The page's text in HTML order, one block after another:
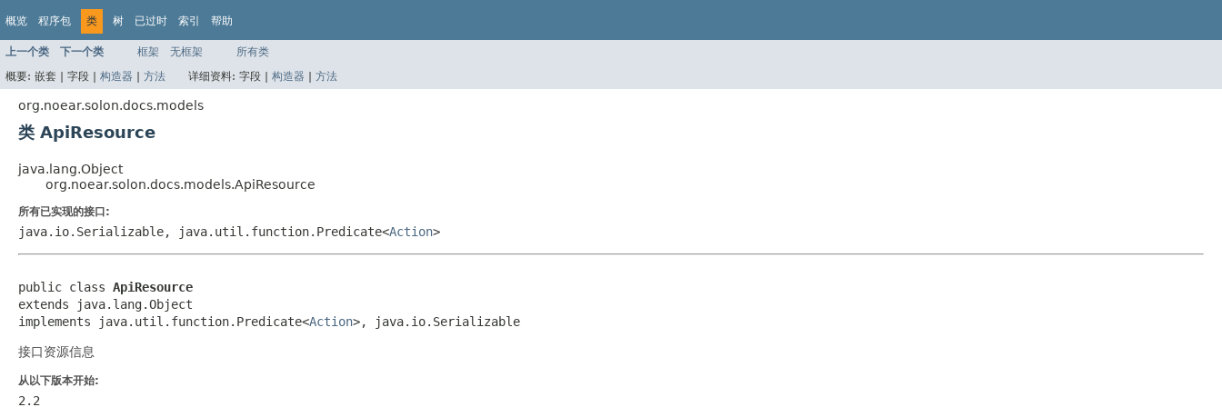
概览 程序包 类 树 已过时 索引 帮助
上一个类 下一个类 框架 无框架
所有类
概要: 嵌套 | 字段 | 构造器 | 方法 详细资料: 字段 | 构造器 | 方法
org.noear.solon.docs.models
类 ApiResource
java.lang.Object
org.noear.solon.docs.models.ApiResource
所有已实现的接口:
java.io.Serializable, java.util.function.Predicate<Action>
public class ApiResource
extends java.lang.Object
implements java.util.function.Predicate<Action>, java.io.Serializable
接口资源信息
从以下版本开始:
2.2